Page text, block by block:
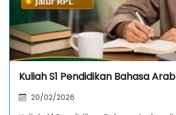
Kuliah S1 Pendidikan Bahasa
20/02/2026